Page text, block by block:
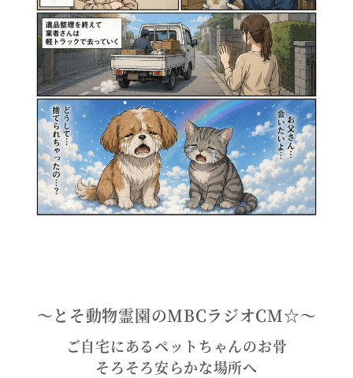
〜とそ動物霊園のMBCラジオCM☆〜
ご自宅にあるペットちゃんのお骨
そろそろ安らかな場所へ